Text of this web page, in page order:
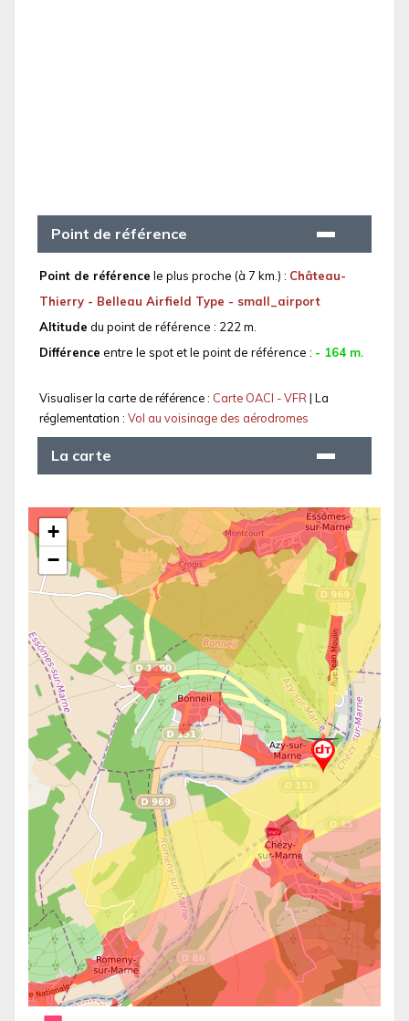
Point de référence
Point de référence le plus proche (à 7 km.) : Château-
Thierry - Belleau Airfield Type - small_airport
Altitude du point de référence : 222 m.
Différence entre le spot et le point de référence : - 164 m.
Visualiser la carte de référence : Carte OACI - VFR| La
réglementation : Vol au voisinage des aérodromes
La carte